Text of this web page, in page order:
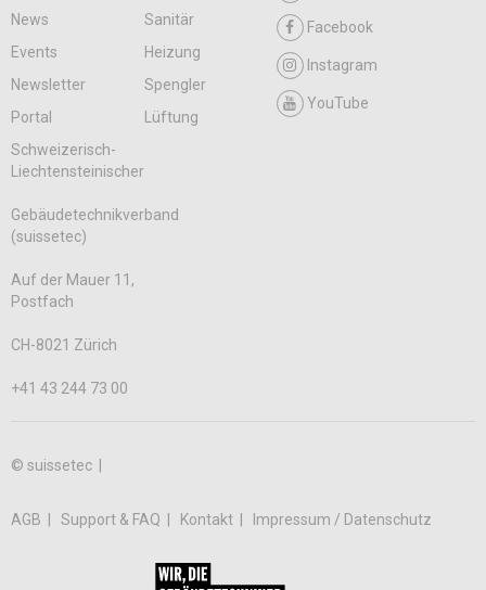
News
Sanitär
Events
Heizung
Newsletter
Spengler
Portal
Lüftung
Facebook
Instagram
YouTube
Schweizerisch-
Liechtensteinischer
Gebäudetechnikverband
(suissetec)
Auf der Mauer 11,
Postfach
CH-8021 Zürich
+41 43 244 73 00
© suissetec |
AGB Support & FAQ Kontakt Impressum / Datenschutz